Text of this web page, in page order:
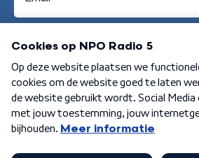
Aanmelden
Algemene voorwaarden Privacybeleid